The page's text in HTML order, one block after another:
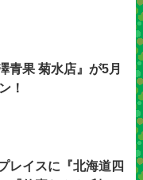
青果 菊水店』が5月
！
レイスに『北海道四